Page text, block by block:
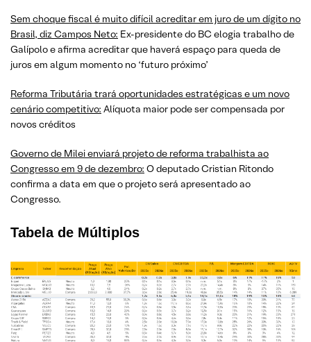
Sem choque fiscal é muito difícil acreditar em juro de um dígito no
Brasil, diz Campos Neto: Ex-presidente do BC elogia trabalho de
Galípolo e afirma acreditar que haverá espaço para queda de
juros em algum momento no ‘futuro próximo’
Reforma Tributária trará oportunidades estratégicas e um novo
cenário competitivo: Alíquota maior pode ser compensada por
novos créditos
Governo de Milei enviará projeto de reforma trabalhista ao
Congresso em 9 de dezembro: O deputado Cristian Ritondo
confirma a data em que o projeto será apresentado ao
Congresso.
Tabela de Múltiplos